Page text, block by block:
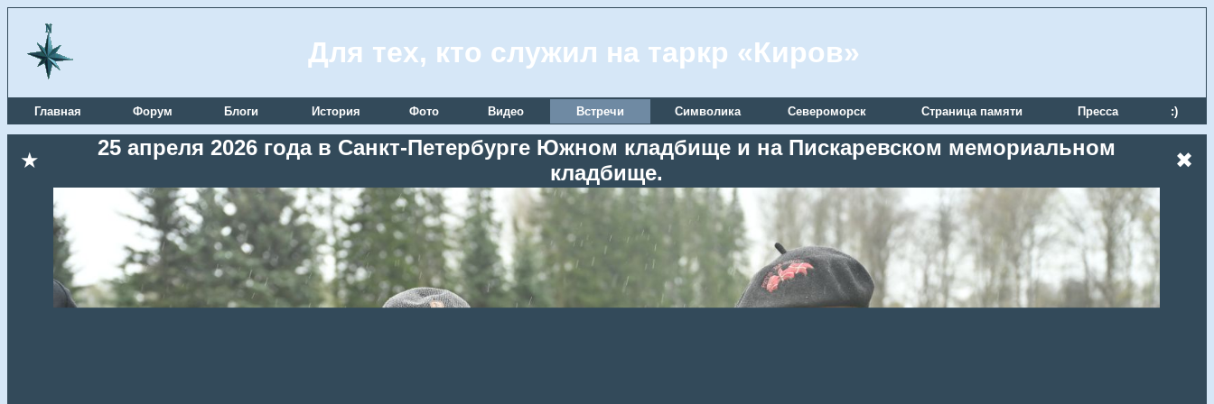
Для тех, кто служил на таркр «Киров»
Главная Форум Блоги История Фото Видео Встречи Символика Североморск Страница памяти Пресса :)
★
25 апреля 2026 года в Санкт-Петербурге Южном кладбище и на Пискаревском мемориальном
кладбище.
✖